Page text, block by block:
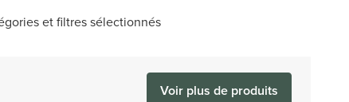
et filtres sélectionnés
Voir plus de produits